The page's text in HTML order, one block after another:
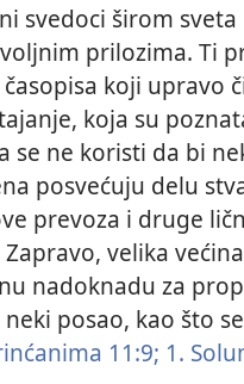
svedoci širom
prilozima. Ti
koji upravo
koja su
se ne koristi da bi
posvećuju delu
prevoza i druge
velika
nadoknadu za
posao, kao što
11:9; 1.